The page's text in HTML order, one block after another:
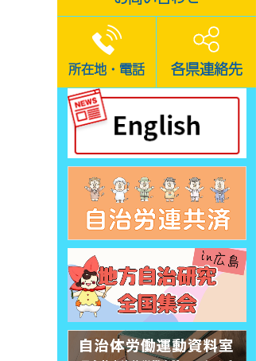
所在地・電話 各県連絡先